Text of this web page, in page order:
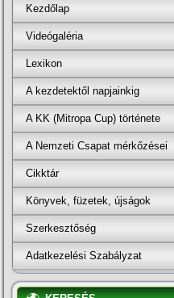
Kezdőlap
Videógaléria
Lexikon
A kezdetektől napjainkig
A KK (Mitropa Cup) története
A Nemzeti Csapat mérkőzései
Cikktár
Könyvek, füzetek, újságok
Szerkesztőség
Adatkezelési Szabályzat